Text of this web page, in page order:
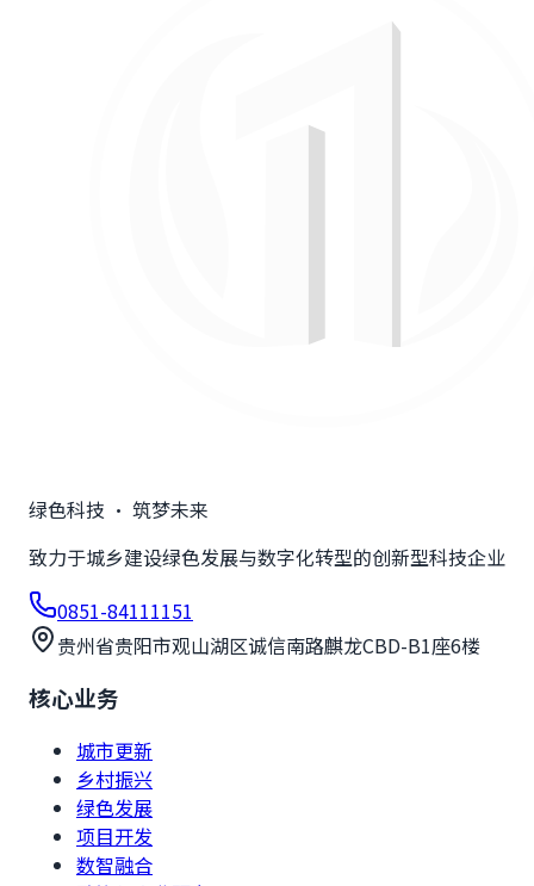
绿色科技 · 筑梦未来
致力于城乡建设绿色发展与数字化转型的创新型科技企业
0851-84111151
贵州省贵阳市观山湖区诚信南路麒龙CBD-B1座6楼
核心业务
城市更新
乡村振兴
绿色发展
项目开发
数智融合